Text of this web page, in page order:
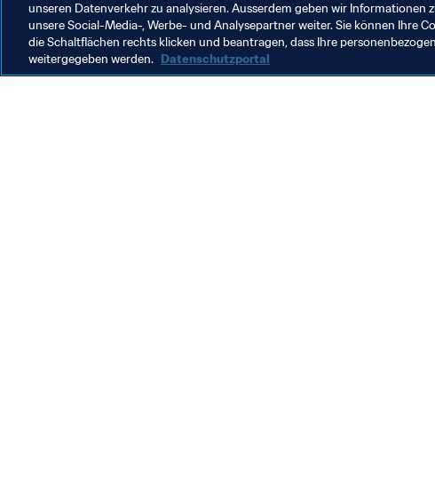
unseren Datenverkehr zu analysieren. Ausserdem geben wir Informationen
unsere Social-Media-, Werbe- und Analysepartner weiter. Sie können Ihre
die Schaltflächen rechts klicken und beantragen, dass Ihre
weitergegeben werden. Datenschutzportal